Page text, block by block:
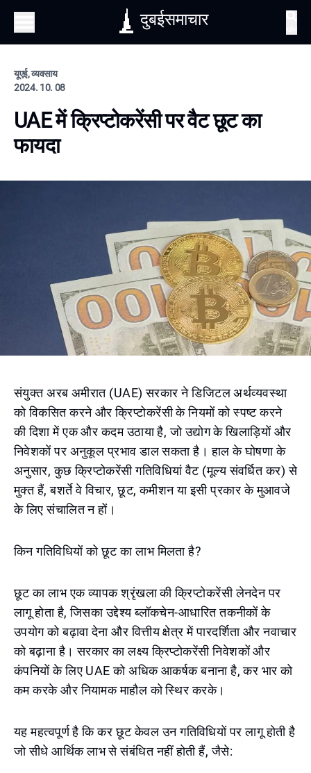
दुबईसमाचार
यूएई, व्यवसाय
2024. 10. 08
UAE में क्रिप्टोकरेंसी पर वैट छूट का
फायदा
संयुक्त अरब अमीरात (UAE) सरकार ने डिजिटल अर्थव्यवस्था
को विकसित करने और क्रिप्टोकरेंसी के नियमों को स्पष्ट करने
की दिशा में एक और कदम उठाया है, जो उद्योग के खिलाड़ियों और
निवेशकों पर अनुकूल प्रभाव डाल सकता है। हाल के घोषणा के
अनुसार, कुछ क्रिप्टोकरेंसी गतिविधियां वैट (मूल्य संवर्धित कर) से
मुक्त हैं, बशर्ते वे विचार, छूट, कमीशन या इसी प्रकार के मुआवजे
के लिए संचालित न हों।
किन गतिविधियों को छूट का लाभ मिलता है?
छूट का लाभ एक व्यापक श्रृंखला की क्रिप्टोकरेंसी लेनदेन पर
लागू होता है, जिसका उद्देश्य ब्लॉकचेन-आधारित तकनीकों के
उपयोग को बढ़ावा देना और वित्तीय क्षेत्र में पारदर्शिता और नवाचार
को बढ़ाना है। सरकार का लक्ष्य क्रिप्टोकरेंसी निवेशकों और
कंपनियों के लिए UAE को अधिक आकर्षक बनाना है, कर भार को
कम करके और नियामक माहौल को स्थिर करके।
यह महत्वपूर्ण है कि कर छूट केवल उन गतिविधियों पर लागू होती है
जो सीधे आर्थिक लाभ से संबंधित नहीं होती हैं, जैसे: